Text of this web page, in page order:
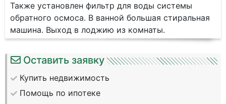
Также установлен фильтр для воды системы
обратного осмоса. В ванной большая стиральная
машина. Выход в лоджию из комнаты.
Оставить заявку
Купить недвижимость
Помощь по ипотеке